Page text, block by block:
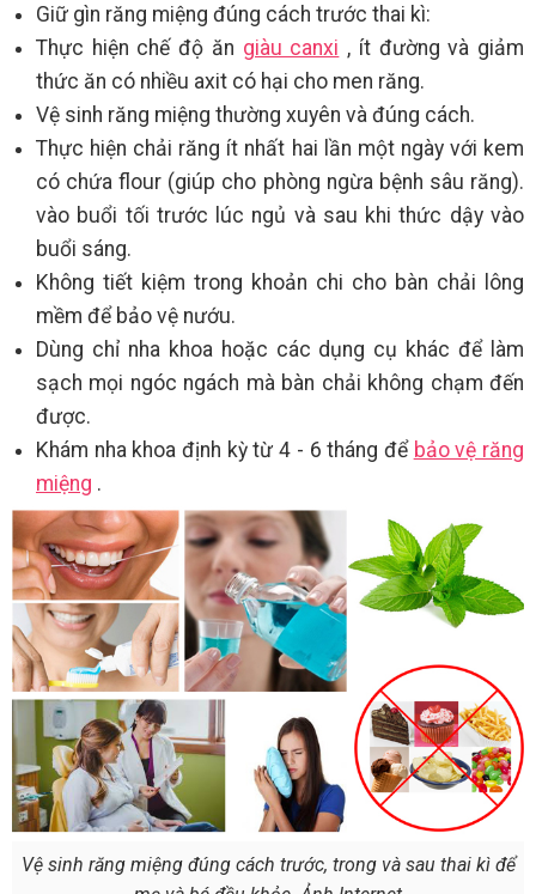
Giữ gìn răng miệng đúng cách trước thai kì:
Thực hiện chế độ ăn giàu canxi , ít đường và giảm
thức ăn có nhiều axit có hại cho men răng.
Vệ sinh răng miệng thường xuyên và đúng cách.
Thực hiện chải răng ít nhất hai lần một ngày với kem
có chứa flour (giúp cho phòng ngừa bệnh sâu răng).
vào buổi tối trước lúc ngủ và sau khi thức dậy vào
buổi sáng.
Không tiết kiệm trong khoản chi cho bàn chải lông
mềm để bảo vệ nướu.
Dùng chỉ nha khoa hoặc các dụng cụ khác để làm
sạch mọi ngóc ngách mà bàn chải không chạm đến
được.
Khám nha khoa định kỳ từ 4 - 6 tháng để bảo vệ răng
miệng .
Vệ sinh răng miệng đúng cách trước, trong và sau thai kì để